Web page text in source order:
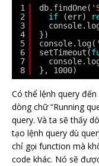
1
2
3
4
5
6
7
8
db.findOne(
if
(err)
})
console.log(
setTimeout(
}, 1000)
Có thể lệnh query
dòng chữ “Running
query. Và ta sẽ thấy
tạo lệnh query dù
chỉ gọi function mà
code khác. Nó sẽ